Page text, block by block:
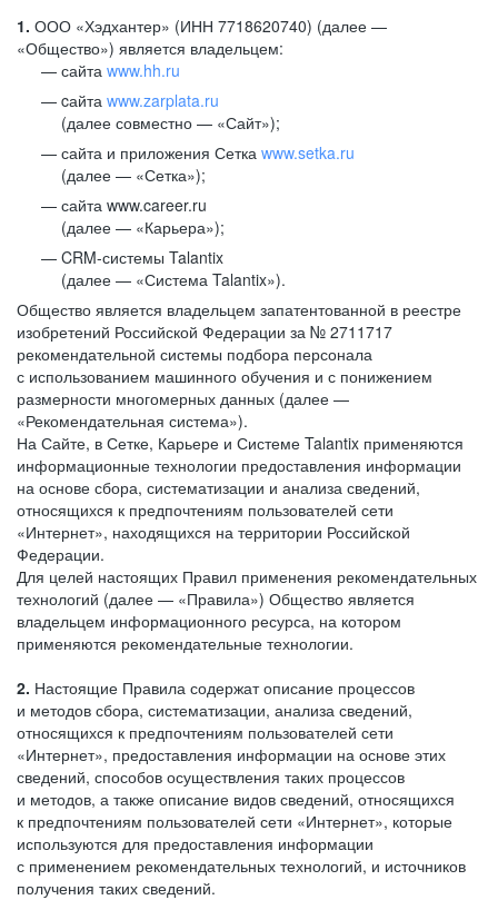
1. ООО «Хэдхантер» (ИНН 7718620740) (далее —
«Общество») является владельцем:
сайта www.hh.ru
cайта www.zarplata.ru
(далее совместно — «Сайт»);
сайта и приложения Сетка www.setka.ru
(далее — «Сетка»);
сайта www.career.ru
(далее — «Карьера»);
CRM-системы Talantix
(далее — «Система Talantix»).
Общество является владельцем запатентованной в реестре
изобретений Российской Федерации за № 2711717
рекомендательной системы подбора персонала
с использованием машинного обучения и с понижением
размерности многомерных данных (далее —
«Рекомендательная система»).
На Сайте, в Сетке, Карьере и Системе Talantix применяются
информационные технологии предоставления информации
на основе сбора, систематизации и анализа сведений,
относящихся к предпочтениям пользователей сети
«Интернет», находящихся на территории Российской
Федерации.
Для целей настоящих Правил применения рекомендательных
технологий (далее — «Правила») Общество является
владельцем информационного ресурса, на котором
применяются рекомендательные технологии.
2. Настоящие Правила содержат описание процессов
и методов сбора, систематизации, анализа сведений,
относящихся к предпочтениям пользователей сети
«Интернет», предоставления информации на основе этих
сведений, способов осуществления таких процессов
и методов, а также описание видов сведений, относящихся
к предпочтениям пользователей сети «Интернет», которые
используются для предоставления информации
с применением рекомендательных технологий, и источников
получения таких сведений.